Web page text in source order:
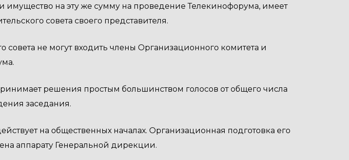
имущество на эту же сумму на проведение Телекинофорума, имеет
совета своего представителя.
совета не могут входить члены Организационного комитета и
решения простым большинством голосов от общего числа
заседания.
на общественных началах. Организационная подготовка его
аппарату Генеральной дирекции.